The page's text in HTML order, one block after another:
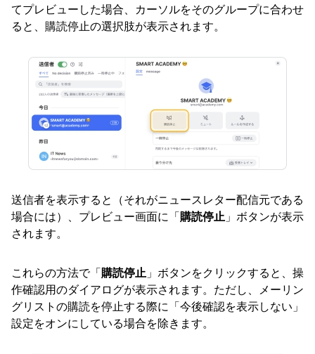
てプレビューした場合、カーソルをそのグループに合わせ
ると、購読停止の選択肢が表示されます。
送信者を表示すると（それがニュースレター配信元である
場合には）、プレビュー画面に「購読停止 」ボタンが表示
されます。
これらの方法で「購読停止 」ボタンをクリックすると、操
作確認用のダイアログが表示されます。ただし、メーリン
グリストの購読を停止する際に「今後確認を表示しない」
設定をオンにしている場合を除きます。